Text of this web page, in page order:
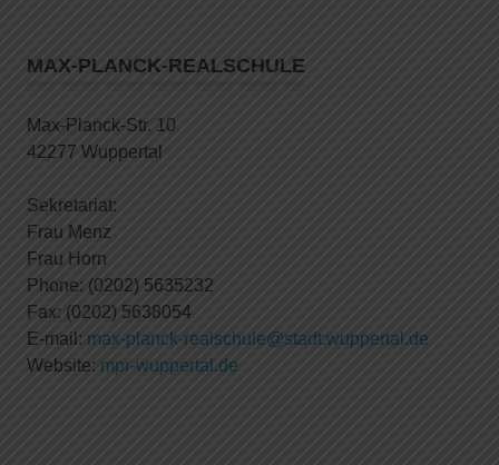
MAX-PLANCK-REALSCHULE
Max-Planck-Str. 10
42277 Wuppertal
Sekretariat:
Frau Menz
Frau Horn
Phone: (0202) 5635232
Fax: (0202) 5638054
E-mail: max-planck-realschule@stadt.wuppertal.de
Website: mpr-wuppertal.de